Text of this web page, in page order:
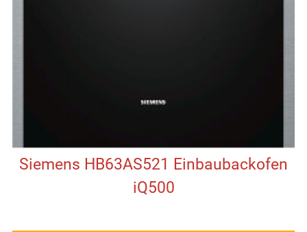
Siemens HB63AS521 Einbaubackofen
iQ500